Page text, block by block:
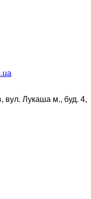
вул. Лукаша м., буд. 4,